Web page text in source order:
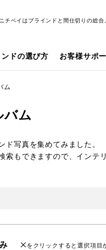
ニチベイはブラインドと間仕切りの総合
ンドの選び方 お客様サポ
ム
バム
ド写真を集めてみました。
索もできますので、インテ
をクリックすると選択項目